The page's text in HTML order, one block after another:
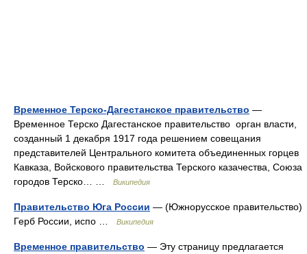
Временное Терско-Дагестанское правительство —
Временное Терско Дагестанское правительство орган власти,
созданный 1 декабря 1917 года решением совещания
представителей Центрального комитета объединенных горцев
Кавказа, Войскового правительства Терского казачества, Союза
городов Терско… …
Википедия
Правительство Юга России — (Южнорусское правительство)
Герб России, испо …
Википедия
Временное правительство — Эту страницу предлагается